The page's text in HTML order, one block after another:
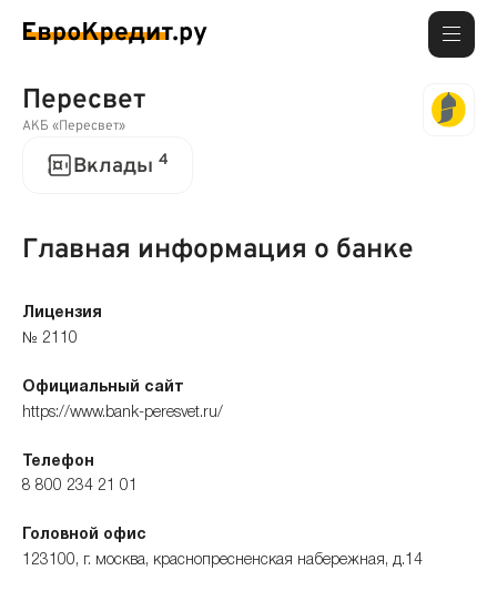
Пересвет
АКБ «Пересвет»
Вклады 4
Главная информация о банке
Лицензия
№ 2110
Официальный сайт
https://www.bank-peresvet.ru/
Телефон
8 800 234 21 01
Головной офис
123100, г. москва, краснопресненская набережная, д.14